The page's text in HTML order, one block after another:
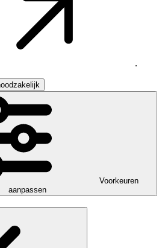
.
Voorkeuren
aanpassen